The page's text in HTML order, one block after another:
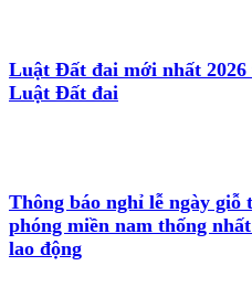
Luật Đất đai mới nhất 2026
Luật Đất đai
Thông báo nghỉ lễ ngày giỗ
phóng miền nam thống
lao động